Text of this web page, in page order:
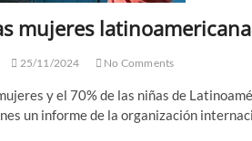
mujeres
25/11/2024 No Comments
y el 70% de las niñas de
un informe de la organización